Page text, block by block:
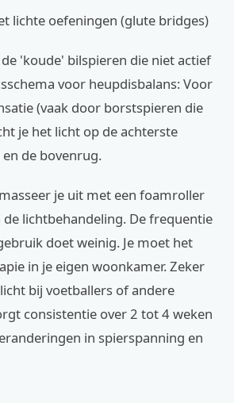
lichte oefeningen (glute bridges)
'koude' bilspieren die niet actief
voor heupdisbalans: Voor
(vaak door borstspieren die
je het licht op de achterste
de bovenrug.
je uit met een foamroller
lichtbehandeling. De frequentie
doet weinig. Je moet het
in je eigen woonkamer. Zeker
bij voetballers of andere
consistentie over 2 tot 4 weken
in spierspanning en